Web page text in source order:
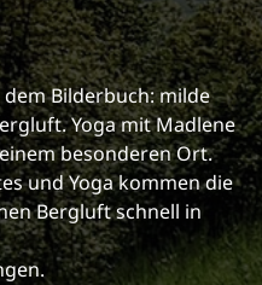
Bilderbuch: milde
Yoga mit Madlene
besonderen Ort.
und Yoga kommen die
Bergluft schnell in